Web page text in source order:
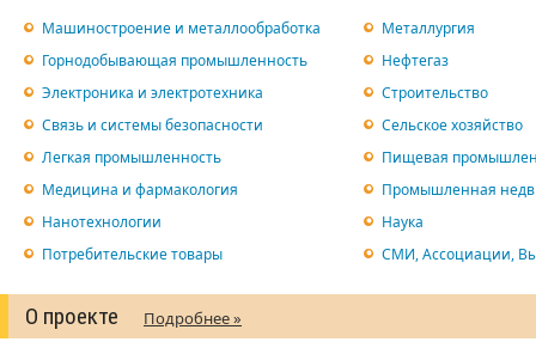
Машиностроение и металлообработка
Металлургия
Горнодобывающая промышленность
Нефтегаз
Электроника и электротехника
Строительство
Связь и системы безопасности
Сельское хозяйство
Легкая промышленность
Пищевая
Медицина и фармакология
Промышленная
Нанотехнологии
Наука
Потребительские товары
СМИ, Ассоциации,
О проекте Подробнее »